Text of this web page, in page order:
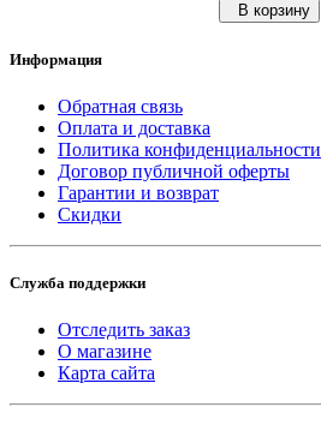
В корзину
Информация
Обратная связь
Оплата и доставка
Политика конфиденциальности
Договор публичной оферты
Гарантии и возврат
Скидки
Служба поддержки
Отследить заказ
О магазине
Карта сайта